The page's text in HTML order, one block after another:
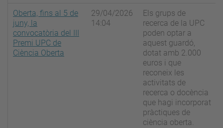
Oberta, fins al 5 de
juny, la
convocatòria del III
Premi UPC de
Ciència Oberta
29/04/2026
14:04
Els grups de
recerca de la UPC
poden optar a
aquest guardó,
dotat amb 2.000
euros i que
reconeix les
activitats de
recerca o docència
que hagi incorporat
pràctiques de
ciència oberta.